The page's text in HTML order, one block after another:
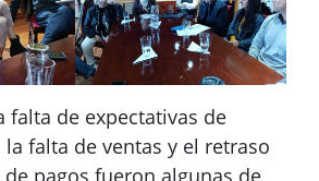
falta de expectativas de
falta de ventas y el retraso
de pagos fueron algunas de